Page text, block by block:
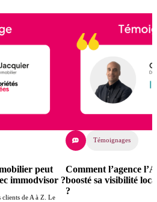
peut
immodvisor ?
clients de A à Z. Le
Témoignages
Comment l’agence
boosté sa visibilité
?